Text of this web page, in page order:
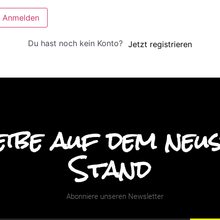
Anmelden
Du hast noch kein Konto? Jetzt registrieren
auf dem
Stand
Abonniere unseren Newsletter